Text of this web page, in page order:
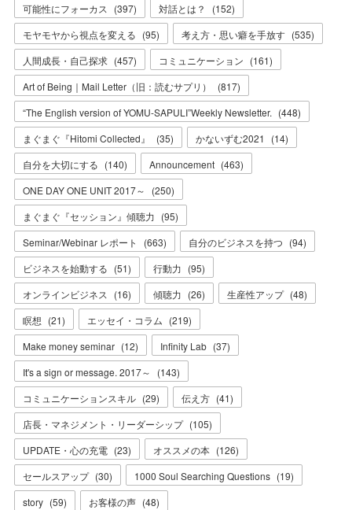
可能性にフォーカス
(397) 対話とは？ (152)
モヤモヤから視点を変える (95) 考え方・思い癖を手放す (535)
人間成長・自己探求 (457) コミュニケーション (161)
Art of Being｜Mail Letter（旧：読むサプリ）
(817)
“The English version of YOMU-SAPULI”Weekly Newsletter. (448)
まぐまぐ『Hitomi Collected』
(35) かないずむ2021 (14)
自分を大切にする (140) Announcement (463)
ONE DAY ONE UNIT 2017～
(250)
まぐまぐ『セッション』傾聴力 (95)
Seminar/Webinar レポート
(663) 自分のビジネスを持つ (94)
ビジネスを始動する (51) 行動力 (95)
オンラインビジネス
(16) 傾聴力 (26) 生産性アップ (48)
瞑想 (21) エッセイ・コラム (219)
Make money seminar (12) Infinity Lab (37)
It's a sign or message. 2017～
(143)
コミュニケーションスキル (29) 伝え方 (41)
店長・マネジメント・リーダーシップ (105)
UPDATE・心の充電 (23) オススメの本 (126)
セールスアップ (30) 1000 Soul Searching Questions (19)
story (59) お客様の声 (48)